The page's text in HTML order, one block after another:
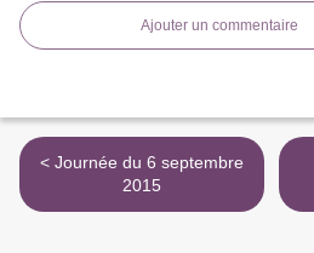
Ajouter un commentaire
< Journée du 6 septembre
2015